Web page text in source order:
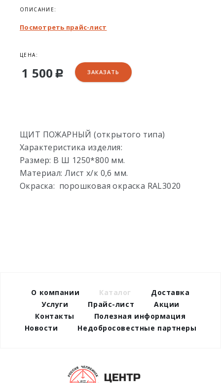
ОПИСАНИЕ:
Посмотреть прайс-лист
ЦЕНА:
1 500 Р ЗАКАЗАТЬ
ЩИТ ПОЖАРНЫЙ (открытого типа)
Характеристика изделия:
Размер: В Ш 1250*800 мм.
Материал: Лист х/к 0,6 мм.
Окраска: порошковая окраска RAL3020
О компании Каталог
Доставка
Услуги
Прайс-лист
Акции
Контакты
Полезная информация
Новости
Недобросовестные партнеры